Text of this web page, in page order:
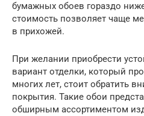
бумажных обоев гораздо
стоимость позволяет чаще
в прихожей.
При желании приобрести
вариант отделки, который
многих лет, стоит обратить
покрытия. Такие обои
обширным ассортиментом